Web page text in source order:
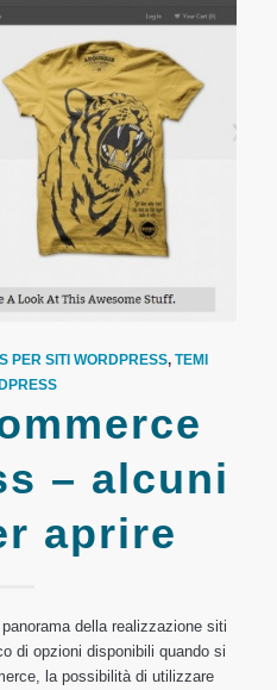
PER SITI WORDPRESS, TEMI
– alcuni
aprire
della realizzazione siti
di opzioni disponibili quando si
la possibilità di utilizzare